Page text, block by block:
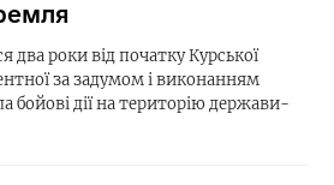
два роки від початку Курської
за задумом і виконанням
бойові дії на територію держави-